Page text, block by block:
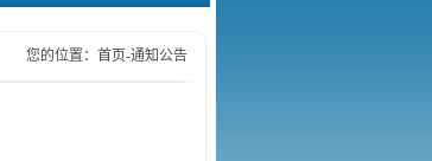
您的位置： 首页-通知公告